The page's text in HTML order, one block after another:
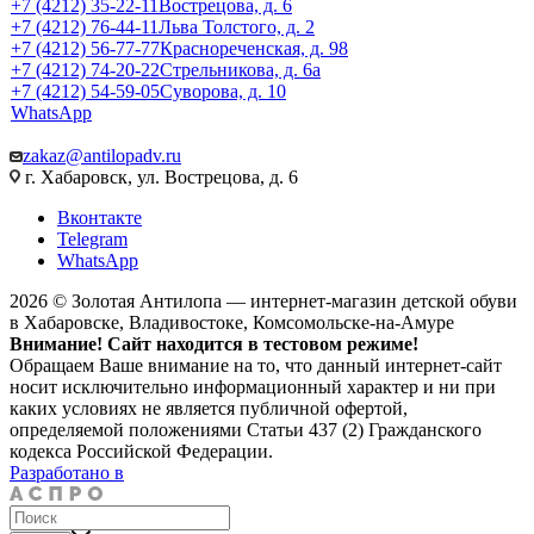
+7 (4212) 35-22-11 Вострецова, д. 6
+7 (4212) 76-44-11Льва Толстого, д. 2
+7 (4212) 56-77-77Краснореченская, д. 98
+7 (4212) 74-20-22Стрельникова, д. 6а
+7 (4212) 54-59-05Суворова, д. 10
WhatsApp
zakaz@antilopadv.ru
г. Хабаровск, ул. Вострецова, д. 6
Вконтакте
Telegram
WhatsApp
2026 © Золотая Антилопа — интернет-магазин детской обуви
в Хабаровске, Владивостоке, Комсомольске-на-Амуре
Внимание! Сайт находится в тестовом режиме!
Обращаем Ваше внимание на то, что данный интернет-сайт
носит исключительно информационный характер и ни при
каких условиях не является публичной офертой,
определяемой положениями Статьи 437 (2) Гражданского
кодекса Российской Федерации.
Разработано в